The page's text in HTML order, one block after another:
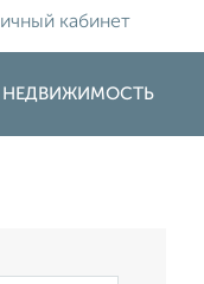
кабинет
НЕДВИЖИМОСТЬ